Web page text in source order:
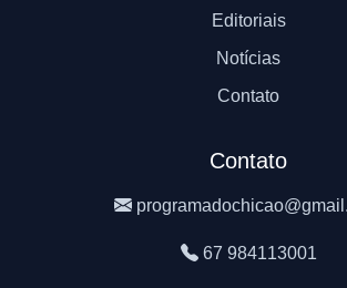
Editoriais
Notícias
Contato
Contato
67 984113001